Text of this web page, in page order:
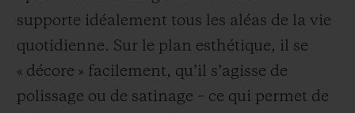
supporte idéalement tous les aléas de la vie
quotidienne. Sur le plan esthétique, il se
« décore » facilement, qu’il s’agisse de
polissage ou de satinage – ce qui permet de